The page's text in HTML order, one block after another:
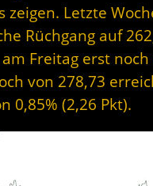
zeigen. Letzte
Rüchgang auf
Freitag erst noch
von 278,73
0,85% (2,26 Pkt).